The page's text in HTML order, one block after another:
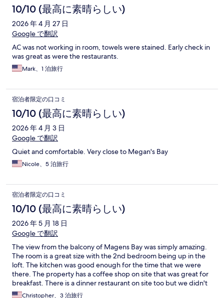
10/10 (最高に素晴らしい)
2026 年 4 月 27 日
Google で翻訳
AC was not working in room, towels were stained. Early check in
was great as were the restaurants.
Mark、1 泊旅行
宿泊者限定の口コミ
10/10 (最高に素晴らしい)
2026 年 4 月 3 日
Google で翻訳
Quiet and comfortable. Very close to Megan's Bay
Nicole、5 泊旅行
宿泊者限定の口コミ
10/10 (最高に素晴らしい)
2026 年 5 月 18 日
Google で翻訳
The view from the balcony of Magens Bay was simply amazing.
The room is a great size with the 2nd bedroom being up in the
loft. The kitchen was good enough for the time that we were
there. The property has a coffee shop on site that was great for
breakfast. There is a dinner restaurant on site too but we didn't
eat there. It is a beautiful property. Would definitely stay there
Christopher、3 泊旅行